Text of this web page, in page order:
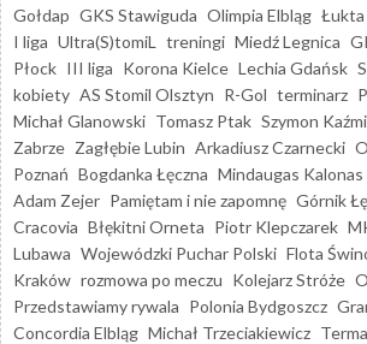
Gołdap GKS Stawiguda Olimpia Elbląg Łukta
I liga Ultra(S)tomiL treningi Miedź Legnica
Płock III liga Korona Kielce Lechia Gdańsk
kobiety AS Stomil Olsztyn R-Gol terminarz
Michał Glanowski Tomasz Ptak Szymon
Zabrze Zagłębie Lubin Arkadiusz Czarnecki
Poznań Bogdanka Łęczna Mindaugas Kalonas
Adam Zejer Pamiętam i nie zapomnę Górnik
Cracovia Błękitni Orneta Piotr Klepczarek
Lubawa Wojewódzki Puchar Polski Flota
Kraków rozmowa po meczu Kolejarz Stróże
Przedstawiamy rywala Polonia Bydgoszcz
Concordia Elbląg Michał Trzeciakiewicz